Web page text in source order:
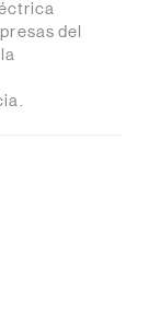
del